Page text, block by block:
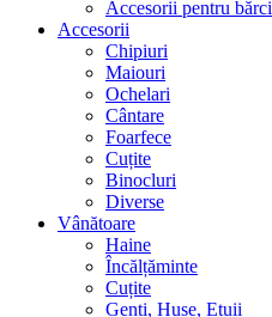
Accesorii pentru bărci
Accesorii
Chipiuri
Maiouri
Ochelari
Cântare
Foarfece
Cuțite
Binocluri
Diverse
Vânătoare
Haine
Încălțăminte
Cuțite
Genți, Huse, Etuii